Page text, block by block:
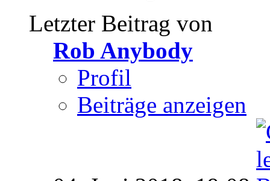
Letzter Beitrag von
Rob Anybody
Profil
Beiträge anzeigen